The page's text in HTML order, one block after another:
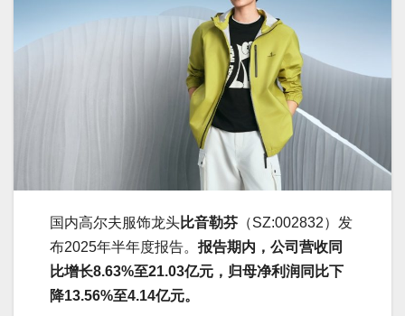
国内高尔夫服饰龙头比音勒芬 （SZ:002832）发
布2025年半年度报告。 报告期内，公司营收同
比增长8.63%至21.03亿元，归母净利润同比下
降13.56%至4.14亿元。